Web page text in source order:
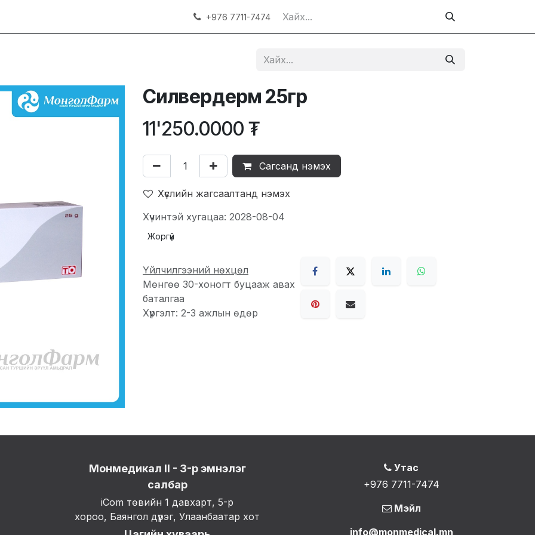
+976 7711-7474
Силвердерм 25гр
11'250.0000 ₮
Сагсанд нэмэх
Хүслийн жагсаалтанд нэмэх
Хүчинтэй хугацаа: 2028-08-04
Жоргүй
Үйлчилгээний нөхцөл
Мөнгөө 30-хоногт буцааж авах
баталгаа
Хүргэлт: 2-3 ажлын өдөр
Утас
+976 7711-7474
Мэйл
info@monmedical.mn
Монмедикал II - 3-р эмнэлэг
салбар
iCom төвийн 1 давхарт, 5-р
хороо, Баянгол дүүрэг, Улаанбаатар хот